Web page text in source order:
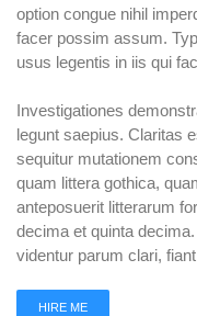
option congue nihil
facer possim assum.
usus legentis in iis qui
Investigationes
legunt saepius. Claritas
sequitur mutationem
quam littera gothica,
anteposuerit litterarum
decima et quinta
videntur parum clari,
HIRE ME